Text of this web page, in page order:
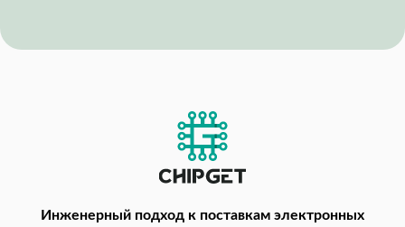
Инженерный подход к поставкам электронных